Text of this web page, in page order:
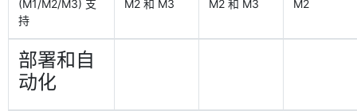
(M1/M2/M3) 支
持
M2 和 M3
M2 和 M3
M2
部署和自
动化